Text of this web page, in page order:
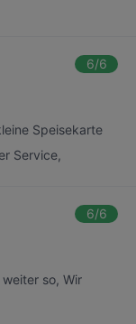
6/6
Speisekarte
Service,
6/6
so, Wir